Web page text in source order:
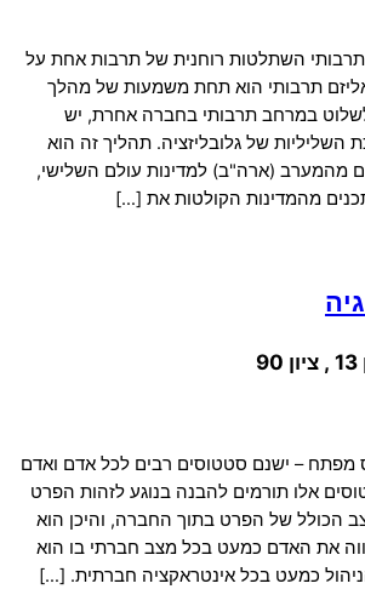
תרבותי השתלטות רוחנית של תרבות אחת על
תרבותי הוא תחת משמעות של מהלך
במרחב תרבותי בחברה אחרת, יש
של גלובליזציה. תהליך זה הוא
מהמערב (ארה"ב) למדינות עולם השלישי,
מהמדינות הקולטות את […]
שאלה 1 סטטוס מפתח – ישנם סטטוסים רבים לכל אדם ואדם
אלו תורמים להבנה בנוגע לזהות הפרט
הכולל של הפרט בתוך החברה, והיכן הוא
את האדם כמעט בכל מצב חברתי בו הוא
כמעט בכל אינטראקציה חברתית. […]